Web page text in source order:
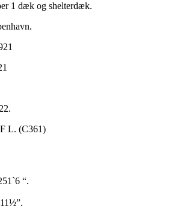
1 dæk og shelterdæk.
L. (C361)
“.